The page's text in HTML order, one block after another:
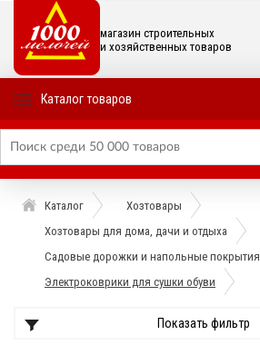
магазин строительных
и хозяйственных товаров
Каталог товаров
Каталог
Хозтовары
Хозтовары для дома, дачи и отдыха
Садовые дорожки и напольные покрытия
Электроковрики для сушки обуви
Показать фильтр